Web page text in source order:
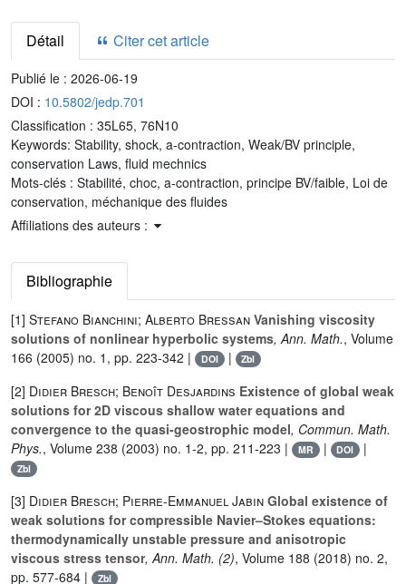
Détail Citer cet article
Publié le : 2026-06-19
DOI : 10.5802/jedp.701
Classification : 35L65, 76N10
Keywords: Stability, shock, a-contraction, Weak/BV principle,
conservation Laws, fluid mechnics
Mots-clés : Stabilité, choc, a-contraction, principe BV/faible, Loi de
conservation, méchanique des fluides
Affiliations des auteurs :
Bibliographie
[1] Stefano Bianchini; Alberto Bressan Vanishing viscosity
solutions of nonlinear hyperbolic systems, Ann. Math., Volume
166 (2005) no. 1, pp. 223-342 | DOI | Zbl
[2] Didier Bresch; Benoît Desjardins Existence of global weak
solutions for 2D viscous shallow water equations and
convergence to the quasi-geostrophic model, Commun. Math.
Phys., Volume 238 (2003) no. 1-2, pp. 211-223 | MR | DOI |
Zbl
[3] Didier Bresch; Pierre-Emmanuel Jabin Global existence of
weak solutions for compressible Navier–Stokes equations:
thermodynamically unstable pressure and anisotropic
viscous stress tensor, Ann. Math. (2), Volume 188 (2018) no. 2,
pp. 577-684 |
Zbl